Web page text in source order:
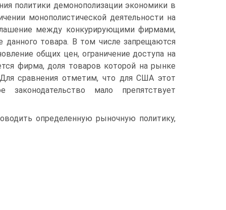
политики демонополизации экономики в
монополистической деятельности на
между конкурирующими фирмами,
товара. В том числе запрещаются
общих цен, ограни­чение доступа на
фирма, доля товаров которой на рынке
сравнения отметим, что для США этот
мало препятствует
определенную рыночную политику,